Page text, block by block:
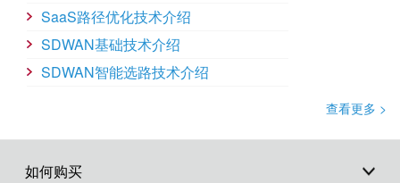
SaaS路径优化技术介绍
SDWAN基础技术介绍
SDWAN智能选路技术介绍
查看更多 >
如何购买